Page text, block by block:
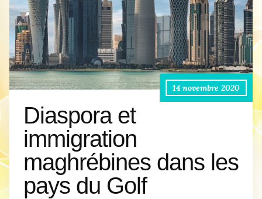
14 novembre 2020
Diaspora et
immigration
maghrébines dans les
pays du Golf